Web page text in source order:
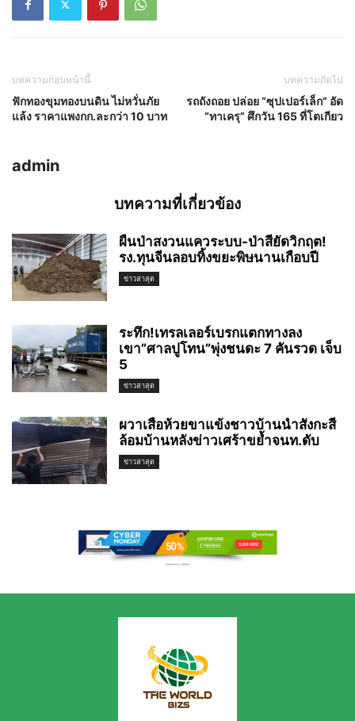
บทความก่อนหน้านี้
ฟักทองขุมทองบนดิน ไม่หวั่นภัย
แล้ง ราคาแพงกก.ละกว่า 10 บาท
บทความถัดไป
รถถังถอย ปล่อย “ซุปเปอร์เล็ก” อัด
“ทาเครุ” ศึกวัน 165 ที่โตเกียว
admin
บทความที่เกี่ยวข้อง
ผืนป่าสงวนแควระบบ-ป่าสียัดวิกฤต!
รง.ทุนจีนลอบทิ้งขยะพิษนานเกือบปี
ข่าวล่าสุด
ระทึก!เทรลเลอร์เบรกแตกทางลง
เขา”ศาลปูโทน”พุ่งชนดะ 7 คันรวด เจ็บ
5
ข่าวล่าสุด
ผวาเสือห้วยขาแข้งชาวบ้านนำสังกะสี
ล้อมบ้านหลังข่าวเศร้าขย้ำจนท.ดับ
ข่าวล่าสุด